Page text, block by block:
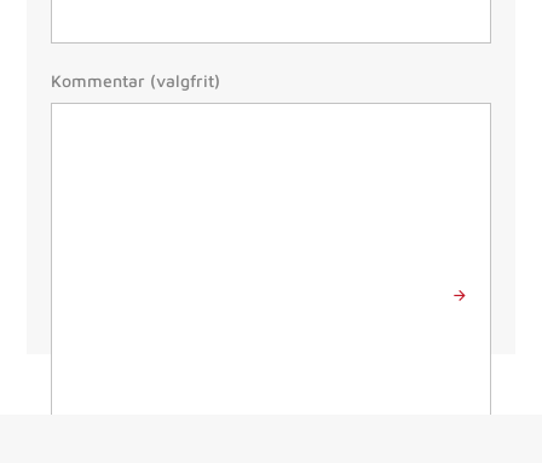
Besked
Kommentar (valgfrit)